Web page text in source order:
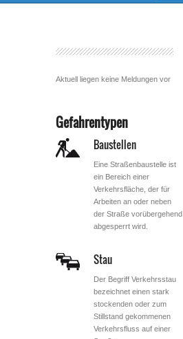
Aktuell liegen keine Meldungen vor
Gefahrentypen
Baustellen
Eine Straßenbaustelle ist
ein Bereich einer
Verkehrsfläche, der für
Arbeiten an oder neben
der Straße vorübergehend
abgesperrt wird.
Stau
Der Begriff Verkehrsstau
bezeichnet einen stark
stockenden oder zum
Stillstand gekommenen
Verkehrsfluss auf einer